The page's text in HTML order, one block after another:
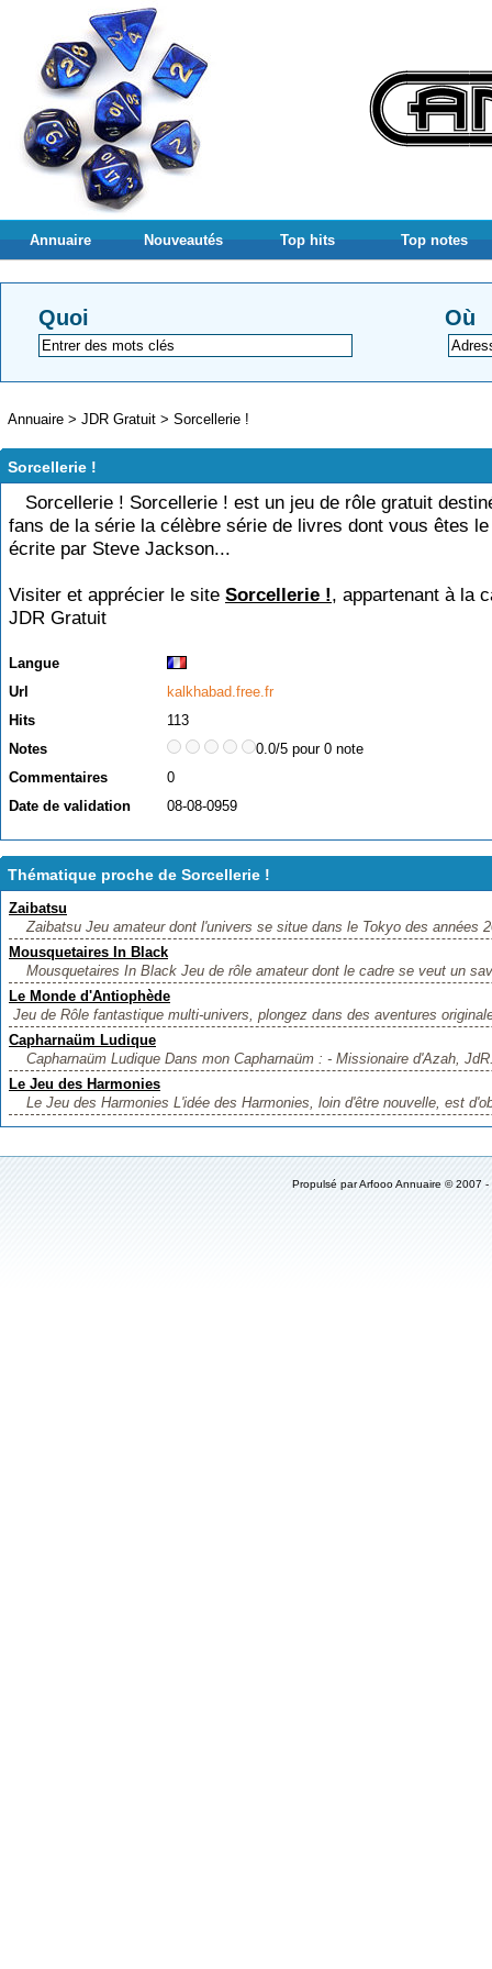
Annuaire Nouveautés Top hits Top notes
Quoi Où
Annuaire > JDR Gratuit > Sorcellerie !
Sorcellerie !
Sorcellerie ! Sorcellerie ! est un jeu de rôle gratuit
fans de la série la célèbre série de livres dont vous êtes
écrite par Steve Jackson...
Visiter et apprécier le site Sorcellerie !, appartenant à la
JDR Gratuit
Langue
Url
kalkhabad.free.fr
Hits
113
Notes
0.0/5 pour 0 note
Commentaires
0
Date de validation
08-08-0959
Thématique proche de Sorcellerie !
Zaibatsu
Zaibatsu Jeu amateur dont l'univers se situe dans le Tokyo des années
Mousquetaires In Black
Mousquetaires In Black Jeu de rôle amateur dont le cadre se veut un
Le Monde d'Antiophède
Jeu de Rôle fantastique multi-univers, plongez dans des aventures
Capharnaüm Ludique
Capharnaüm Ludique Dans mon Capharnaüm : - Missionaire d'Azah,
Le Jeu des Harmonies
Le Jeu des Harmonies L'idée des Harmonies, loin d'être nouvelle, est
Propulsé parArfooo Annuaire © 2007